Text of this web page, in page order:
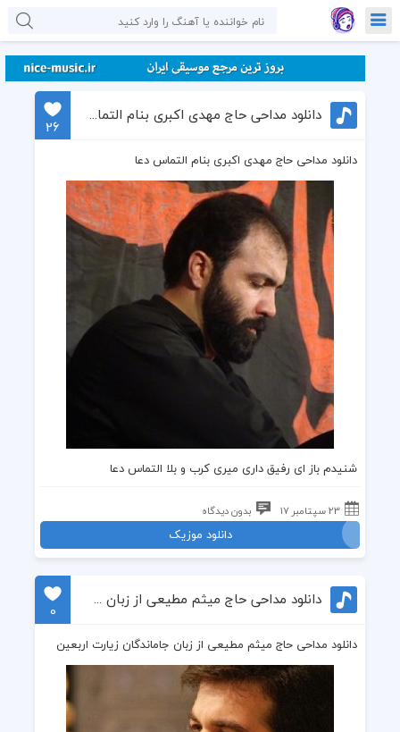
دانلود مداحی حاج مهدی اکبری بنام التماس دعا
26
دانلود مداحی حاج مهدی اکبری بنام التماس دعا
شنیدم باز ای رفیق داری میری کرب و بلا التماس دعا
23 سپتامبر 17 بدون دیدگاه
دانلود موزیک
دانلود مداحی حاج میثم مطیعی از زبان جاماندگان زیارت اربعین
0
دانلود مداحی حاج میثم مطیعی از زبان جاماندگان زیارت اربعین